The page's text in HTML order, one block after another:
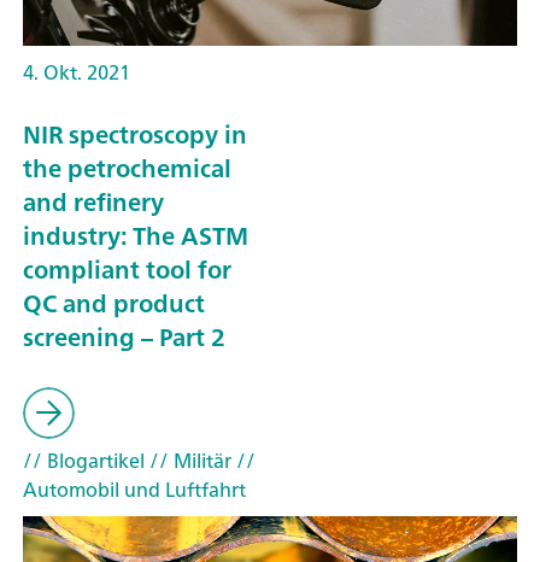
4. Okt. 2021
NIR spectroscopy in
the petrochemical
and refinery
industry: The ASTM
compliant tool for
QC and product
screening – Part 2
// Blogartikel // Militär//
Automobil und Luftfahrt